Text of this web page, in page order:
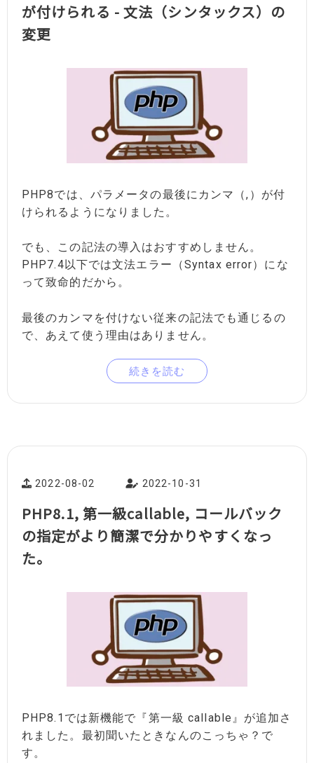
が付けられる - 文法（シンタックス）の
変更
PHP8では、パラメータの最後にカンマ（,）が付
けられるようになりました。
でも、この記法の導入はおすすめしません。
PHP7.4以下では文法エラー（Syntax error）にな
って致命的だから。
最後のカンマを付けない従来の記法でも通じるの
で、あえて使う理由はありません。
続きを読む
2022-08-02 2022-10-31
PHP8.1, 第一級callable, コールバック
の指定がより簡潔で分かりやすくなっ
た。
PHP8.1では新機能で『第一級 callable』が追加さ
れました。最初聞いたときなんのこっちゃ？で
す。